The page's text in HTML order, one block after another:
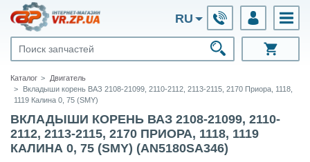
RU
Каталог
Двигатель
Вкладыши корень ВАЗ 2108-21099, 2110-2112, 2113-2115, 2170 Приора, 1118,
1119 Калина 0, 75 (SMY)
ВКЛАДЫШИ КОРЕНЬ ВАЗ 2108-21099, 2110-
2112, 2113-2115, 2170 ПРИОРА, 1118, 1119
КАЛИНА 0, 75 (SMY) (AN5180SA346)